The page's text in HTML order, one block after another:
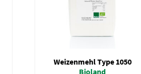
Weizenmehl Type 1050
Bioland